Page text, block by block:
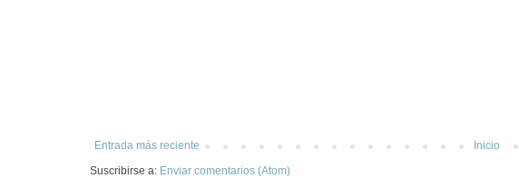
Entrada más reciente
Inicio
Suscribirse a: Enviar comentarios (Atom)